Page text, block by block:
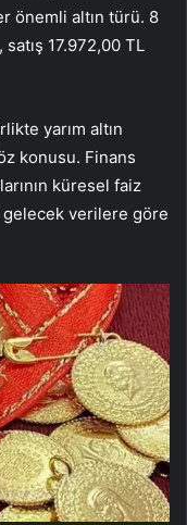
önemli altın türü. 8
17.972,00 TL
yarım altın
konusu. Finans
küresel faiz
gelecek verilere göre